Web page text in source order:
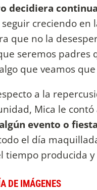
decidiera
seguir creciendo en
que no la
seremos padres
que veamos
a la
Mica le contó
evento o
el día
tiempo producida y
DE IMÁGENES